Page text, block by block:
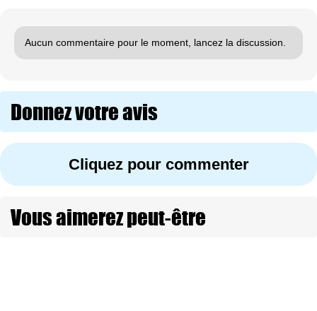
Aucun commentaire pour le moment, lancez la discussion.
Donnez votre avis
Cliquez pour commenter
Vous aimerez peut-être